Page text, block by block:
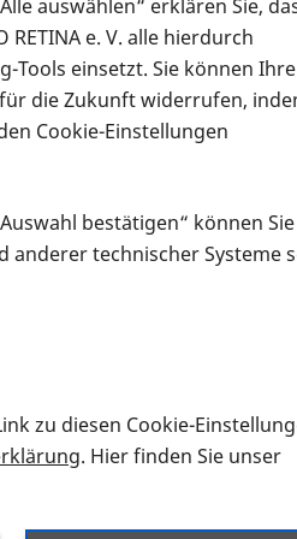
in
wie Sie nach
auswählen“ erklären Sie,
e. V. alle hierdurch
Tools einsetzt. Sie können Ihre
die Zukunft widerrufen,
Cookie-Einstellungen
bestätigen“ können
anderer technischer Systeme
zu diesen Cookie-
. Hier finden Sie unser